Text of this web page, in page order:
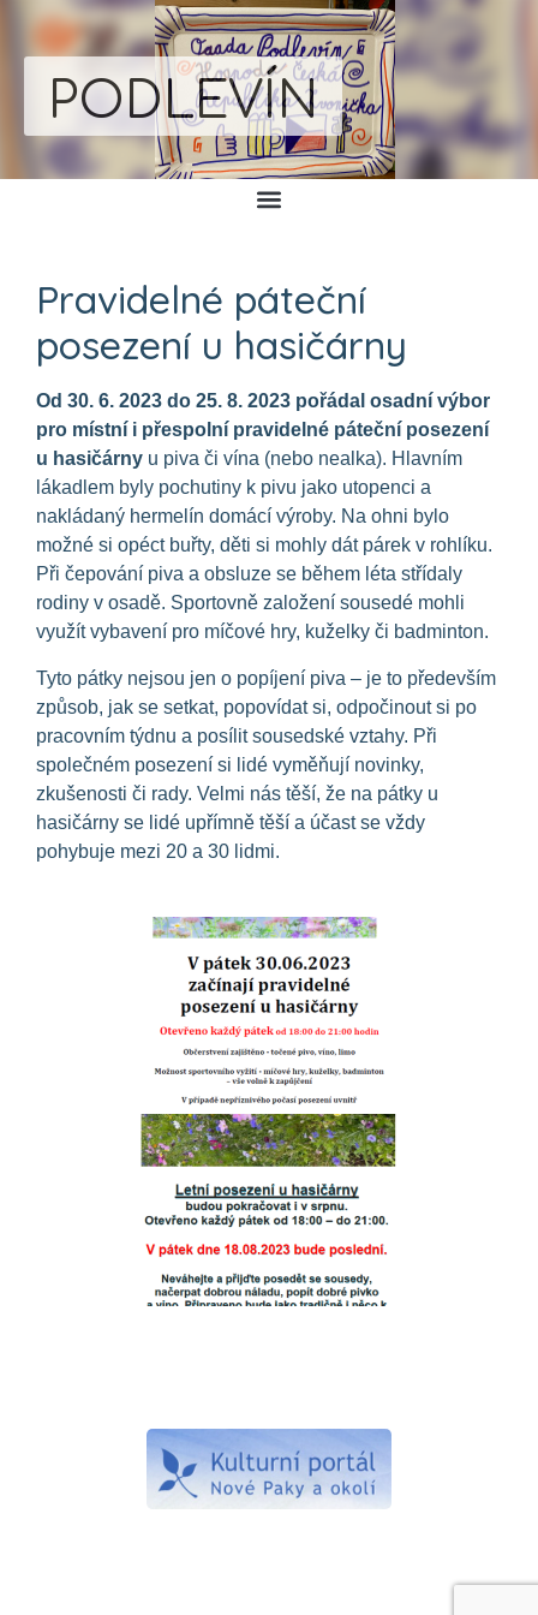
PODLEVÍN
Pravidelné páteční
posezení u hasičárny
Od 30. 6. 2023 do 25. 8. 2023 pořádal osadní výbor
pro místní i přespolní pravidelné páteční posezení
u hasičárny u piva či vína (nebo nealka). Hlavním
lákadlem byly pochutiny k pivu jako utopenci a
nakládaný hermelín domácí výroby. Na ohni bylo
možné si opéct buřty, děti si mohly dát párek v rohlíku.
Při čepování piva a obsluze se během léta střídaly
rodiny v osadě. Sportovně založení sousedé mohli
využít vybavení pro míčové hry, kuželky či badminton.
Tyto pátky nejsou jen o popíjení piva – je to především
způsob, jak se setkat, popovídat si, odpočinout si po
pracovním týdnu a posílit sousedské vztahy. Při
společném posezení si lidé vyměňují novinky,
zkušenosti či rady. Velmi nás těší, že na pátky u
hasičárny se lidé upřímně těší a účast se vždy
pohybuje mezi 20 a 30 lidmi.